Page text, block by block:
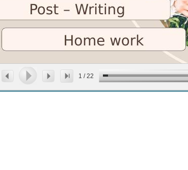
1 /22